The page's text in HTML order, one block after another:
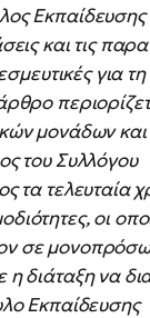
Εκπαίδευσης
και τις
για
μονάδων και
του Συλλόγου
τα τελευταία
οι
σε
διάταξη να
Εκπαίδευσης